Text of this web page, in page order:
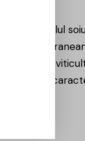
potențialul
față de
pline de